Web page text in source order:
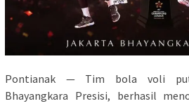
Pontianak — Tim bola voli
Bhayangkara Presisi, berhasil